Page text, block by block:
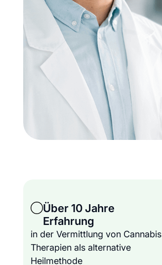
Über 10 Jahre
Erfahrung
in der Vermittlung von Cannabis
Therapien als alternative
Heilmethode